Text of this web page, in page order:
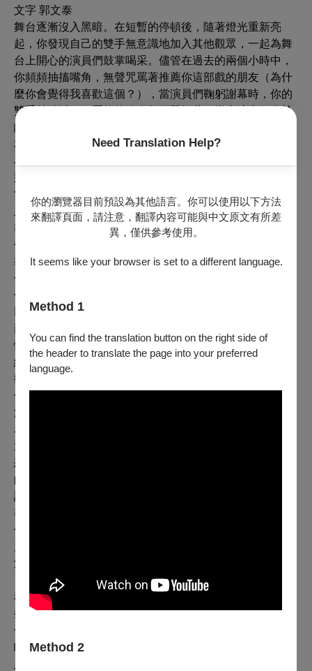
Need Translation Help?
你的瀏覽器目前預設為其他語言。你可以使用以下方法
來翻譯頁面，請注意，翻譯內容可能與中文原文有所差
異，僅供參考使用。
It seems like your browser is set to a different language.
Method 1
You can find the translation button on the right side of
the header to translate the page into your preferred
language.
Method 2
文字 郭文泰
舞台逐漸沒入黑暗。在短暫的停頓後，隨著燈光重新亮
起，你發現自己的雙手無意識地加入其他觀眾，一起為舞
台上開心的演員們鼓掌喝采。儘管在過去的兩個小時中，
你頻頻抽搐嘴角，無聲咒罵著推薦你這部戲的朋友（為什
麼你會覺得我喜歡這個？），當演員們鞠躬謝幕時，你的
雙手持續以一種厭倦的節奏相互擊打著。當表演者們終於
離開舞台，你從狹窄的座位撐起自己的身體，瞪著你的朋
友：「我剛剛浪費了新台幣800元，和人生中寶貴的兩個
小時。你欠我一瓶啤酒，不，你欠我兩瓶，喔不，是10
瓶！」
當你們走到大廳，你注意到導演徑直朝你走來，發光的臉
上掛著一抹蔓延至耳朵的燦笑。
導演：非常謝謝你們來看表演！你覺得這部戲怎麼樣？
你：（毫無遲疑）太棒了！恭喜！多麼美的表演啊！
導演：你真的喜歡啊！謝謝你！我本來不確定你會喜歡！
你：我不是喜歡，我是愛！恭喜呀！
你熱情地在導演背上拍了一下，同時將他引向另一群人，
以便逃脫……
兩小時後，當你喝完朋友買給你的第10罐啤酒（我還是不
懂為什麼你覺得我會喜歡這個！）你開始反省在促進和延
續這僵化劇場（deadly theatre）的過程中，自己作為一個
觀眾所扮演的角色。
你討厭這場演出，你認為它浪費了你的時間和金錢。但在
沒有任何逼迫的情況下，你盛讚了這場表演，使得導演認
為這個製作相當成功。並且，基於你和其他朋友的讚譽，
這位導演往後會一遍又一遍地製作類似的作品。
想當然耳，比起告訴導演我們真正的想法，說些他想聽
的，對我們來說更容易避免尷尬。我的意思是，如果我們
說出了真相，會發生什麼呢？
導演：謝謝你們來看表演！你覺得這部戲怎麼樣？
你：（毫不遲疑）糟透了！這是史上最糟糕的作品！
泡泡。相反，我鼓勵所有人找出兩到三個，在這個作品中
自己喜歡的地方。如果演出實在很糟，使得這麼簡單的任
務也顯得困難的時候，我們還是可以在說出想法時發揮一
些創意。
你：我真的很喜歡演出剛開始時的黑暗時刻，在那靜止的
瞬間，一切皆有可能……然後，當演出結束，我們再次陷